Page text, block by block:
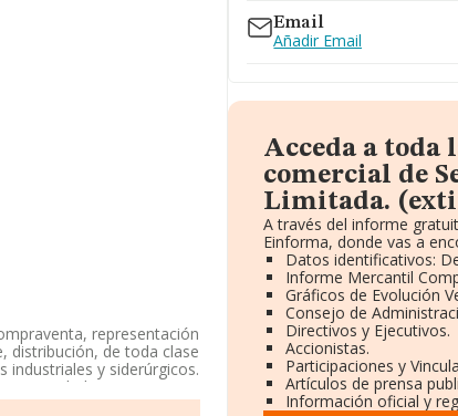
representación
distribución, de toda clase
industriales y siderúrgicos.
actividad CNAE como
exteriores.
Email
Añadir Email
Acceda a
comercial de
Limitada.
A través del informe
Einforma, donde vas a
Datos identificativos:
Informe Mercantil
Gráficos de Evolución
Consejo de
Directivos y Ejecutivos.
Accionistas.
Participaciones y
Artículos de prensa
Información oficial y